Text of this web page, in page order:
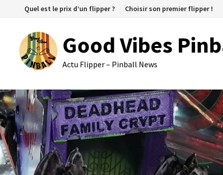
contenu
Quel est le prix d’un flipper ? Choisir son premier flipper !
Good Vibes
Actu Flipper – Pinball News